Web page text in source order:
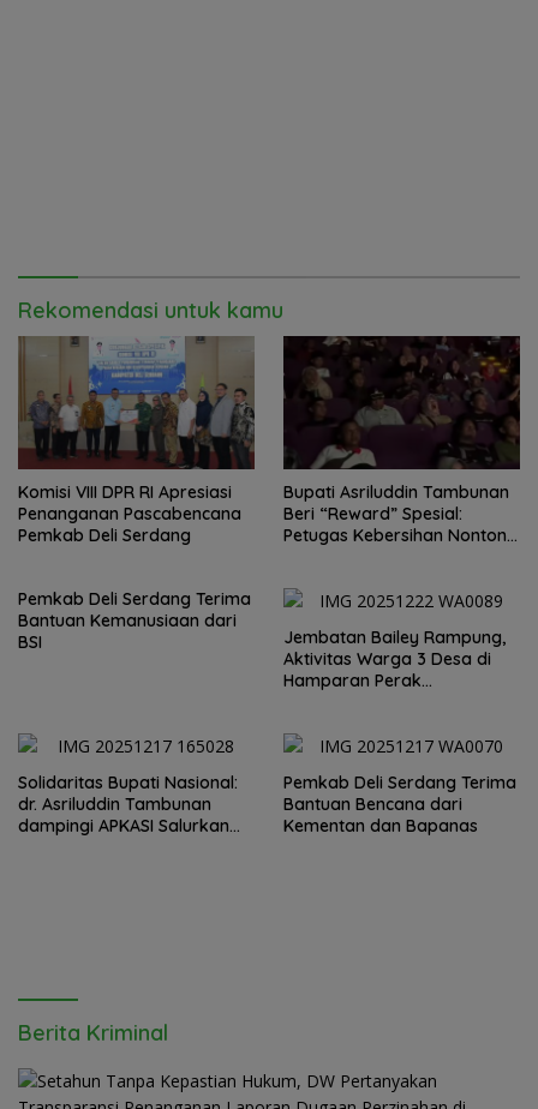
Rekomendasi untuk kamu
Komisi VIII DPR RI Apresiasi
Penanganan Pascabencana
Pemkab Deli Serdang
Bupati Asriluddin Tambunan
Beri “Reward” Spesial:
Petugas Kebersihan Nonton
Pemkab Deli Serdang Terima
Bantuan Kemanusiaan dari
BSI
Jembatan Bailey Rampung,
Aktivitas Warga 3 Desa di
Hamparan Perak
Solidaritas Bupati Nasional:
dr. Asriluddin Tambunan
dampingi APKASI Salurkan
Pemkab Deli Serdang Terima
Bantuan Bencana dari
Kementan dan Bapanas
Berita Kriminal